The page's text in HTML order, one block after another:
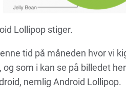
Lollipop stiger.
tid på måneden hvor vi
som i kan se på billedet
nemlig Android Lollipop.